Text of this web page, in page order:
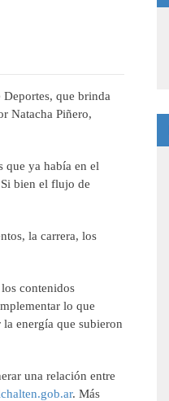
que brinda
Natacha Piñero,
que ya había en el
bien el flujo de
la carrera, los
contenidos
lo que
energía que subieron
una relación entre
. Más